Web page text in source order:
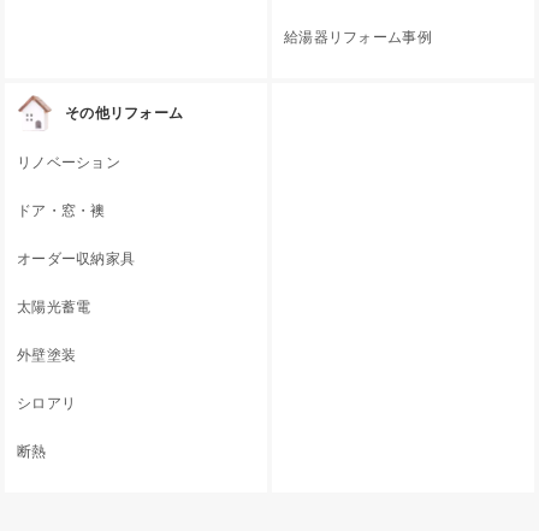
給湯器リフォーム事例
その他リフォーム
リノベーション
ドア・窓・襖
オーダー収納家具
太陽光蓄電
外壁塗装
シロアリ
断熱